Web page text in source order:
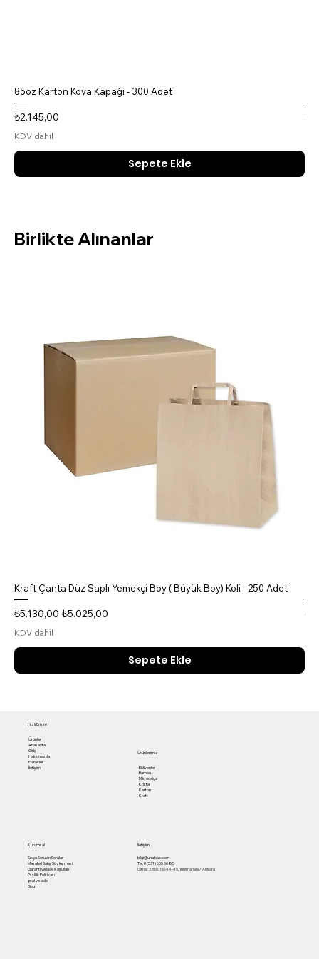
85oz Karton Kova Kapağı - 300 Adet
Fiyat
₺2.145,00
KDV dahil
Sepete Ekle
Birlikte Alınanlar
Kraft Çanta Düz Saplı Yemekçi Boy ( Büyük Boy) Koli - 250 Adet
Normal Fiyat
₺5.130,00 İndirimli Fiyat
₺5.025,00
KDV dahil
Sepete Ekle
Ürünlerimiz
Eldivenler
Bambu
Mikrodalga
Kristal
Karton
Kraft
Hızlı Erişim
Ürünler
Anasayfa
Giriş
Hakkımızda
Haberler
İletişim
Kurumsal
Sıkça Sorulan Sorular
Mesafeli Satış Sözleşmesi
Garanti ve İade Koşulları
Gizlilik Politikası
İptal ve İade
Blog
İletişim
bilgi@unalpak.com
Tel.0 (531) 655 50 85
Gimat 3.Blok, No:44-45, Yenimahalle/ Ankara